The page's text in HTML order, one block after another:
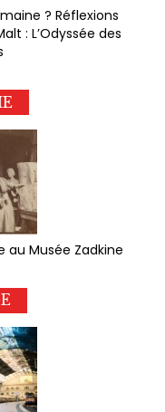
? Réflexions
: L’Odyssée des
au Musée Zadkine